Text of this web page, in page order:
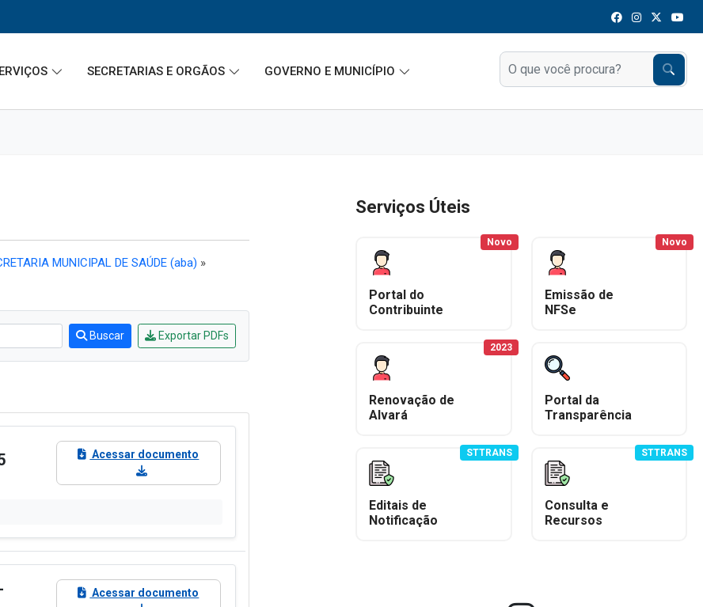
SECRETARIAS E ORGÃOS GOVERNO E MUNICÍPIO
MUNICIPAL DE SAÚDE (aba) »
Buscar Exportar PDFs
Acessar documento
Acessar documento
Serviços Úteis
Portal do
Contribuinte
Novo
Emissão de
NFSe
Novo
Renovação de
Alvará
2023
Portal da
Transparência
Editais de
Notificação
STTRANS
Consulta e
Recursos
STTRANS